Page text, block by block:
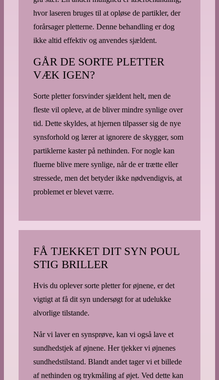
hvor laseren bruges til at opløse de partikler, der
forårsager pletterne. Denne behandling er dog
ikke altid effektiv og anvendes sjældent.
GÅR DE SORTE PLETTER
VÆK IGEN?
Sorte pletter forsvinder sjældent helt, men de
fleste vil opleve, at de bliver mindre synlige over
tid. Dette skyldes, at hjernen tilpasser sig de nye
synsforhold og lærer at ignorere de skygger, som
partiklerne kaster på nethinden. For nogle kan
fluerne blive mere synlige, når de er trætte eller
stressede, men det betyder ikke nødvendigvis, at
problemet er blevet værre.
FÅ TJEKKET DIT SYN POUL
STIG BRILLER
Hvis du oplever sorte pletter for øjnene, er det
vigtigt at få dit syn undersøgt for at udelukke
alvorlige tilstande.
Når vi laver en synsprøve, kan vi også lave et
sundhedstjek af øjnene. Her tjekker vi øjnenes
sundhedstilstand. Blandt andet tager vi et billede
af nethinden og trykmåling af øjet. Ved dette kan